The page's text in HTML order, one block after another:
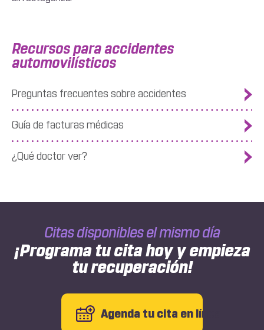
Recursos para accidentes
automovilísticos
Preguntas frecuentes sobre accidentes
Guía de facturas médicas
¿Qué doctor ver?
Citas disponibles el mismo día
¡Programa tu cita hoy y empieza
tu recuperación!
Agenda tu cita en línea